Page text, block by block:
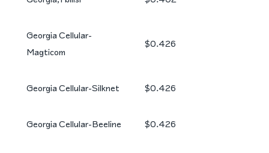
Georgia Cellular-
Magticom
$0.426
Georgia Cellular-Silknet $0.426
Georgia Cellular-Beeline $0.426